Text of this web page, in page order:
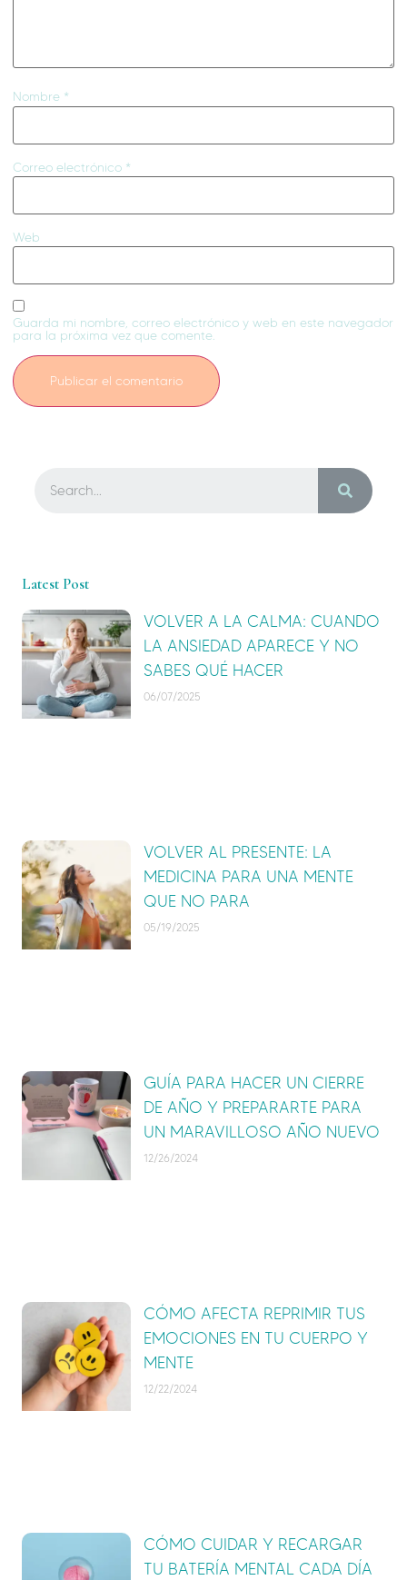
Nombre *
Correo electrónico *
Web
Guarda mi nombre, correo electrónico y web en este navegador
para la próxima vez que comente.
Latest Post
VOLVER A LA CALMA: CUANDO
LA ANSIEDAD APARECE Y NO
SABES QUÉ HACER
06/07/2025
VOLVER AL PRESENTE: LA
MEDICINA PARA UNA MENTE
QUE NO PARA
05/19/2025
GUÍA PARA HACER UN CIERRE
DE AÑO Y PREPARARTE PARA
UN MARAVILLOSO AÑO NUEVO
12/26/2024
CÓMO AFECTA REPRIMIR TUS
EMOCIONES EN TU CUERPO Y
MENTE
12/22/2024
CÓMO CUIDAR Y RECARGAR
TU BATERÍA MENTAL CADA DÍA